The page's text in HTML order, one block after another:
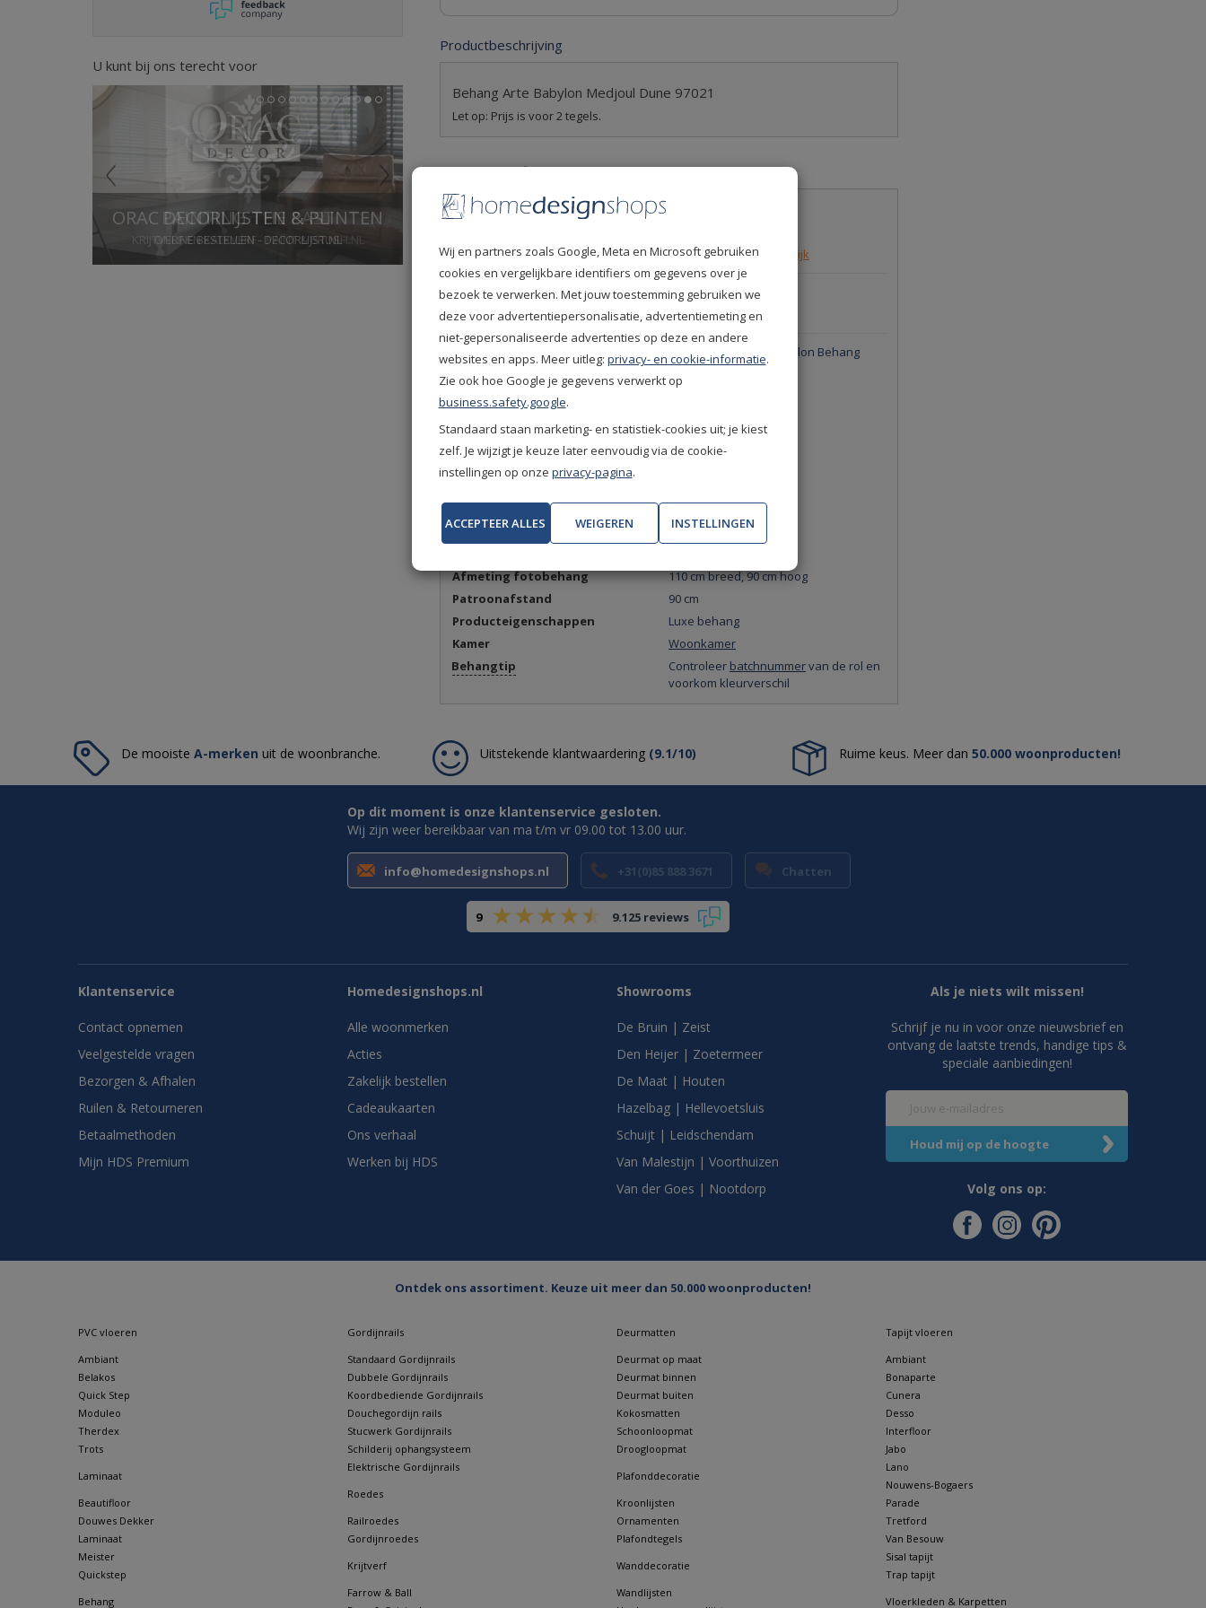
U kunt bij ons terecht voor
ORAC DECORLIJSTEN & PLINTEN
ONLINE BESTELLEN - DECORLIJST.NL
Previous Next
1 2 3 4 5 6 7 8 9 101112
Productbeschrijving
Behang Arte Babylon Medjoul Dune 97021
Let op: Prijs is voor 2 tegels.
Productspecificaties
Levertijd
Retourvoorwaarden
Retourneren niet mogelijk
Productcode
97021
EAN
5414917198838
Productgroep
Arte behang - Arte Babylon Behang
Kleur
Soort behang
Art deco
Afmeting fotobehang
110 cm breed, 90 cm hoog
Patroonafstand
90 cm
Producteigenschappen
Luxe behang
Kamer
Woonkamer
Behangtip
Controleer batchnummervan de rol en
voorkom kleurverschil
De mooiste A-merken uit de woonbranche. Uitstekende klantwaardering (9.1/10) Ruime keus. Meer dan 50.000 woonproducten!
Op dit moment is onze klantenservice gesloten.
Wij zijn weer bereikbaar van ma t/m vr 09.00 tot 13.00 uur.
info@homedesignshops.nl +31(0)85 888 3671 Chatten
9 9.125 reviews
Klantenservice
Contact opnemen
Veelgestelde vragen
Bezorgen & Afhalen
Ruilen & Retourneren
Betaalmethoden
Mijn HDS Premium
Homedesignshops.nl
Alle woonmerken
Acties
Zakelijk bestellen
Cadeaukaarten
Ons verhaal
Werken bij HDS
Showrooms
De Bruin | Zeist
Den Heijer | Zoetermeer
De Maat | Houten
Hazelbag | Hellevoetsluis
Schuijt | Leidschendam
Van Malestijn | Voorthuizen
Van der Goes | Nootdorp
Als je niets wilt missen!
Schrijf je nu in voor onze nieuwsbrief en
ontvang de laatste trends, handige tips &
speciale aanbiedingen!
Volg ons op:
Ontdek ons assortiment. Keuze uit meer dan 50.000 woonproducten!
PVC vloeren
Ambiant
Belakos
Quick Step
Moduleo
Therdex
Trots
Laminaat
Beautifloor
Douwes Dekker
Laminaat
Meister
Quickstep
Behang
Gordijnrails
Standaard Gordijnrails
Dubbele Gordijnrails
Koordbediende Gordijnrails
Douchegordijn rails
Stucwerk Gordijnrails
Schilderij ophangsysteem
Elektrische Gordijnrails
Roedes
Railroedes
Gordijnroedes
Krijtverf
Farrow & Ball
Deurmatten
Deurmat op maat
Deurmat binnen
Deurmat buiten
Kokosmatten
Schoonloopmat
Droogloopmat
Plafonddecoratie
Kroonlijsten
Ornamenten
Plafondtegels
Wanddecoratie
Wandlijsten
Tapijt vloeren
Ambiant
Bonaparte
Cunera
Desso
Interfloor
Jabo
Lano
Nouwens-Bogaers
Parade
Tretford
Van Besouw
Sisal tapijt
Trap tapijt
Vloerkleden & Karpetten
Wij en partners zoals Google, Meta en Microsoft gebruiken
cookies en vergelijkbare identifiers om gegevens over je
bezoek te verwerken. Met jouw toestemming gebruiken we
deze voor advertentiepersonalisatie, advertentiemeting en
niet-gepersonaliseerde advertenties op deze en andere
websites en apps. Meer uitleg: privacy- en cookie-informatie.
Zie ook hoe Google je gegevens verwerkt op
business.safety.google.
Standaard staan marketing- en statistiek-cookies uit; je kiest
zelf. Je wijzigt je keuze later eenvoudig via de cookie-
instellingen op onze privacy-pagina.
ACCEPTEER ALLES WEIGEREN INSTELLINGEN